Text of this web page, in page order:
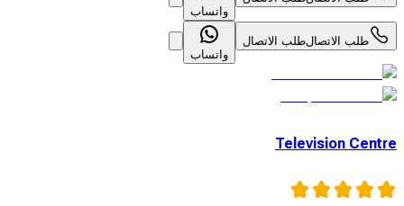
واتساب
طلب الاتصالطلب الاتصال
واتساب
Television Centre